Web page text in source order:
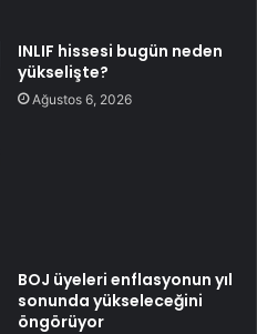
INLIF hissesi bugün neden
yükselişte?
Ağustos 6, 2026
BOJ üyeleri enflasyonun yıl
sonunda yükseleceğini
öngörüyor